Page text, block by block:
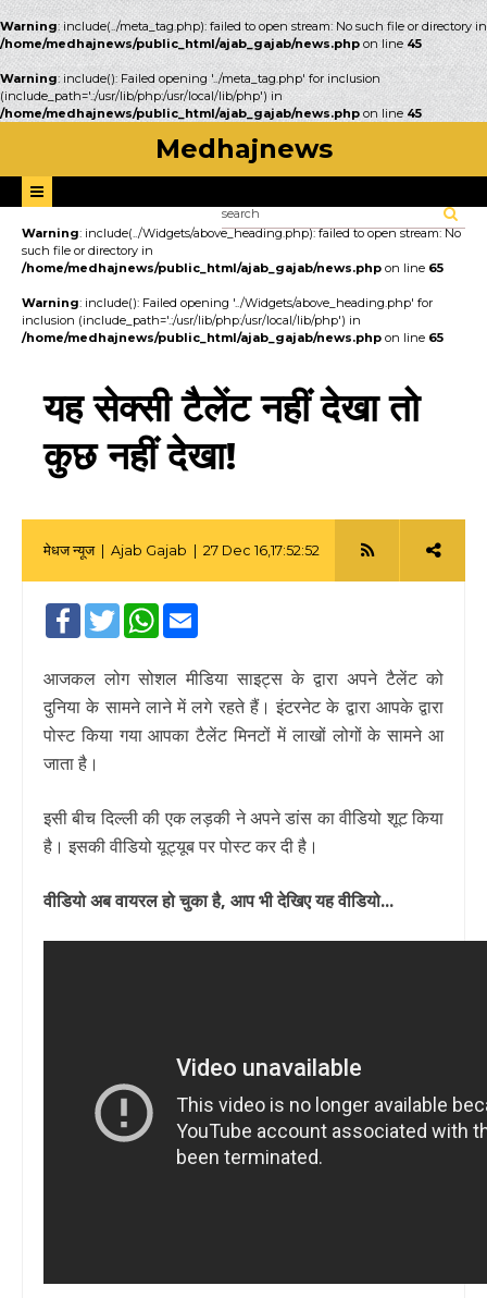
Warning: include(../meta_tag.php): failed to open stream: No such file or directory in
/home/medhajnews/public_html/ajab_gajab/news.php on line45
Warning: include(): Failed opening '../meta_tag.php' for inclusion
(include_path='.:/usr/lib/php:/usr/local/lib/php') in
/home/medhajnews/public_html/ajab_gajab/news.php on line 45
Medhajnews
Warning: include(../Widgets/above_heading.php): failed to open stream: No
such file or directory in
/home/medhajnews/public_html/ajab_gajab/news.php on line 65
Warning: include(): Failed opening '../Widgets/above_heading.php' for
inclusion (include_path='.:/usr/lib/php:/usr/local/lib/php') in
/home/medhajnews/public_html/ajab_gajab/news.php on line 65
यह सेक्सी टैलेंट नहीं देखा तो
कुछ नहीं देखा!
मेधज न्यूज | Ajab Gajab | 27 Dec 16,17:52:52
| FacebookTwitter WhatsApp
आजकल लोग सोशल मीडिया साइट्स के द्वारा अपने टैलेंट को
दुनिया के सामने लाने में लगे रहते हैं। इंटरनेट के द्वारा आपके द्वारा
पोस्ट किया गया आपका टैलेंट मिनटों में लाखों लोगों के सामने आ
जाता है।
इसी बीच दिल्ली की एक लड़की ने अपने डांस का वीडियो शूट किया
है। इसकी वीडियो यूट्यूब पर पोस्ट कर दी है।
वीडियो अब वायरल हो चुका है, आप भी देखिए यह वीडियो...